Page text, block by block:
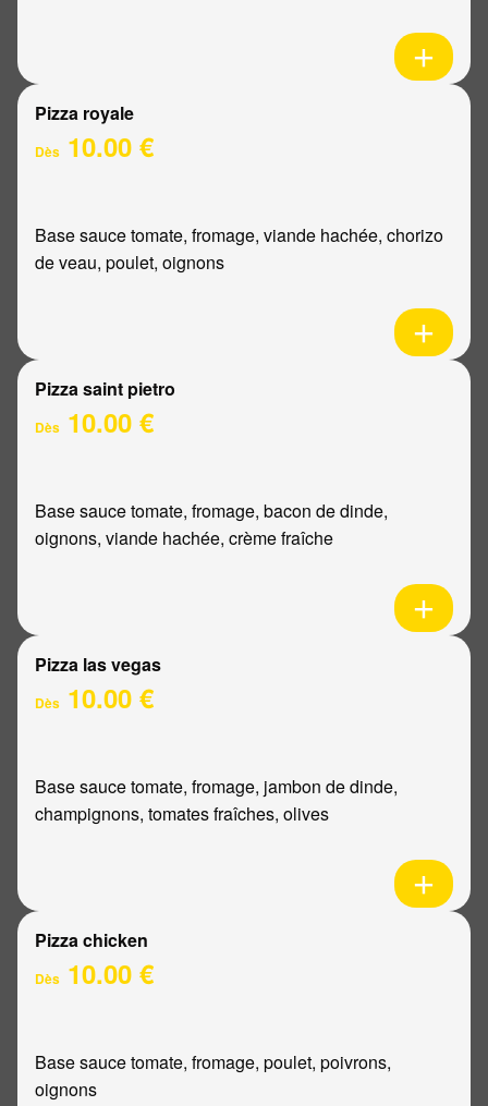
Pizza royale
Dès 10.00 €
Base sauce tomate, fromage, viande hachée, chorizo
de veau, poulet, oignons
Pizza saint pietro
Dès 10.00 €
Base sauce tomate, fromage, bacon de dinde,
oignons, viande hachée, crème fraîche
Pizza las vegas
Dès 10.00 €
Base sauce tomate, fromage, jambon de dinde,
champignons, tomates fraîches, olives
Pizza chicken
Dès 10.00 €
Base sauce tomate, fromage, poulet, poivrons,
oignons